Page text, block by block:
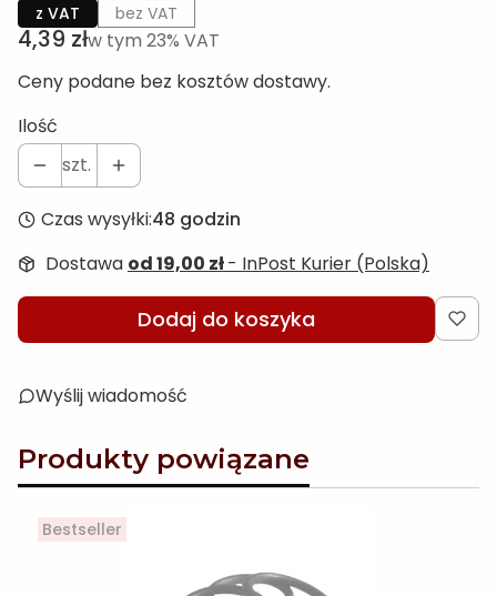
z VAT bez VAT
Cena
4,39 złw tym 23% VAT
w tym 23% VAT
Ceny podane bez kosztów dostawy.
Ilość
szt.
Czas wysyłki:48 godzin
Dostawa od 19,00 zł- InPost Kurier (Polska)
Dodaj do koszyka
Wyślij wiadomość
Produkty powiązane
Bestseller